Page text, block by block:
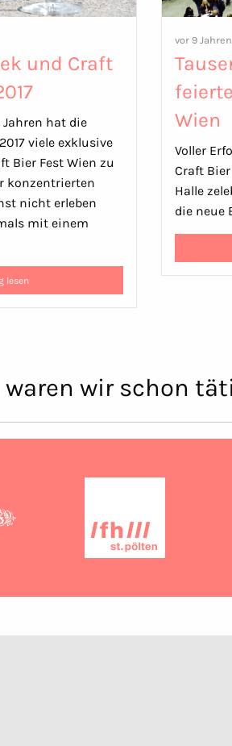
und Craft
hat die
viele exklusive
Bier Fest Wien zu
konzentrierten
nicht erleben
mit einem
lesen
vor 9 Jahren
Wien
Voller
Craft
Halle
die neue
wir schon